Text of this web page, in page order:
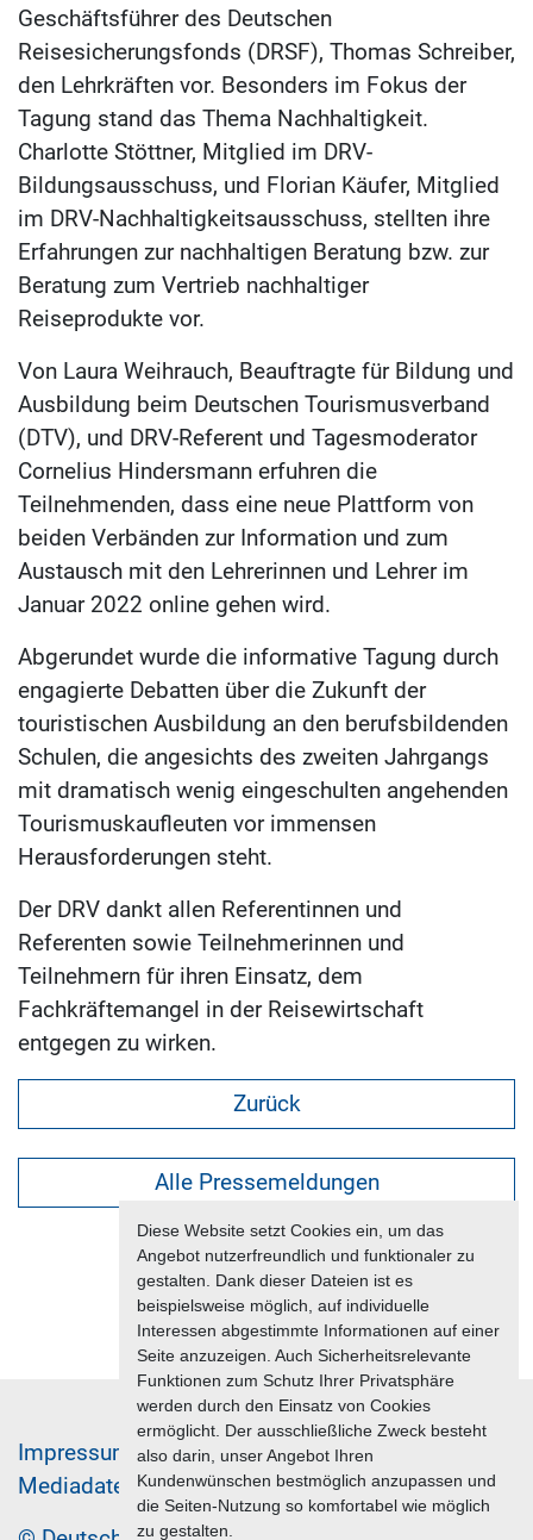
Diese Website setzt Cookies ein, um das
Angebot nutzerfreundlich und funktionaler zu
gestalten. Dank dieser Dateien ist es
beispielsweise möglich, auf individuelle
Interessen abgestimmte Informationen auf einer
Seite anzuzeigen. Auch Sicherheitsrelevante
Funktionen zum Schutz Ihrer Privatsphäre
werden durch den Einsatz von Cookies
ermöglicht. Der ausschließliche Zweck besteht
also darin, unser Angebot Ihren
Kundenwünschen bestmöglich anzupassen und
die Seiten-Nutzung so komfortabel wie möglich
zu gestalten.
Geschäftsführer des Deutschen
Reisesicherungsfonds (DRSF), Thomas Schreiber,
den Lehrkräften vor. Besonders im Fokus der
Tagung stand das Thema Nachhaltigkeit.
Charlotte Stöttner, Mitglied im DRV-
Bildungsausschuss, und Florian Käufer, Mitglied
im DRV-Nachhaltigkeitsausschuss, stellten ihre
Erfahrungen zur nachhaltigen Beratung bzw. zur
Beratung zum Vertrieb nachhaltiger
Reiseprodukte vor.
Von Laura Weihrauch, Beauftragte für Bildung und
Ausbildung beim Deutschen Tourismusverband
(DTV), und DRV-Referent und Tagesmoderator
Cornelius Hindersmann erfuhren die
Teilnehmenden, dass eine neue Plattform von
beiden Verbänden zur Information und zum
Austausch mit den Lehrerinnen und Lehrer im
Januar 2022 online gehen wird.
Abgerundet wurde die informative Tagung durch
engagierte Debatten über die Zukunft der
touristischen Ausbildung an den berufsbildenden
Schulen, die angesichts des zweiten Jahrgangs
mit dramatisch wenig eingeschulten angehenden
Tourismuskaufleuten vor immensen
Herausforderungen steht.
Der DRV dankt allen Referentinnen und
Referenten sowie Teilnehmerinnen und
Teilnehmern für ihren Einsatz, dem
Fachkräftemangel in der Reisewirtschaft
entgegen zu wirken.
Zurück
Alle Pressemeldungen
Im­pres­sum & Da­ten­schutz
Me­di­a­da­ten & Mar­ke­ting­leis­tun­gen
Jobs